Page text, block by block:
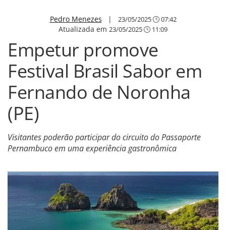
Pedro Menezes | 23/05/2025 07:42
Atualizada em 23/05/2025 11:09
Empetur promove
Festival Brasil Sabor em
Fernando de Noronha
(PE)
Visitantes poderão participar do circuito do Passaporte
Pernambuco em uma experiência gastronômica